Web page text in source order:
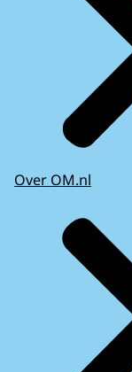
Over OM.nl